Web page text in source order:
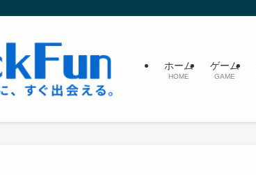
ホーム
HOME
ゲーム
GAME